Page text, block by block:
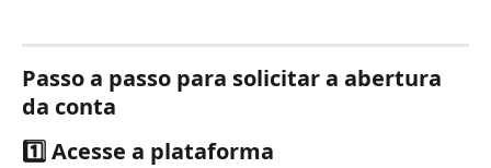
Passo a passo para solicitar a abertura
da conta
1️⃣ Acesse a plataforma